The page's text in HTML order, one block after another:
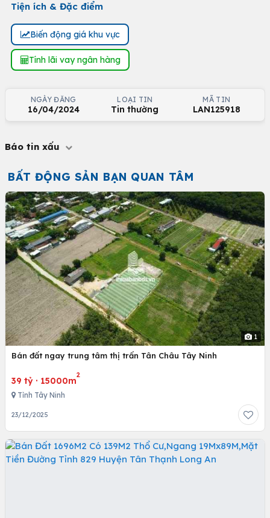
Tiện ích & Đặc điểm
Biến động giá khu vực
Tính lãi vay ngân hàng
NGÀY ĐĂNG
16/04/2024
LOẠI TIN
Tin thường
MÃ TIN
LAN125918
Báo tin xấu
BẤT ĐỘNG SẢN BẠN QUAN TÂM
1
Bán đất ngay trung tâm thị trấn Tân Châu Tây Ninh
39 tỷ · 15000m
2
Tỉnh Tây Ninh
23/12/2025